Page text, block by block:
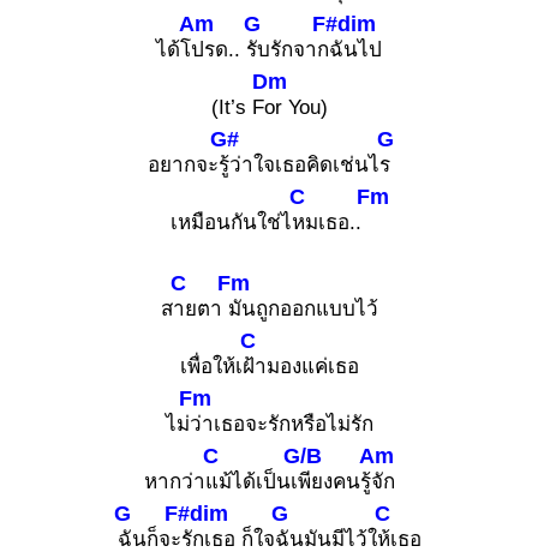
ได้โ
Am
ปรด..
G
รับรักจาก
F#dim
ฉันไป
(It’s F
Dm
or You)
อยากจะ
G#
รู้ว่าใจเธอคิดเช่นไ
G
ร
เหมือนกันใช่ไ
C
หมเธอ..
Fm
ส
C
ายตา
Fm
มันถูกออกแบบไว้
เพื่อให้เ
C
ฝ้ามองแค่เธอ
ไม่
Fm
ว่าเธอจะรักหรือไม่รัก
หากว่า
C
แม้ได้เป็นเ
G/B
พียงคนรู้
Am
จัก
G
ฉันก็จะ
F#dim
รักเธอ ก็ใจ
G
ฉันมันมีไว้ใ
C
ห้เธอ